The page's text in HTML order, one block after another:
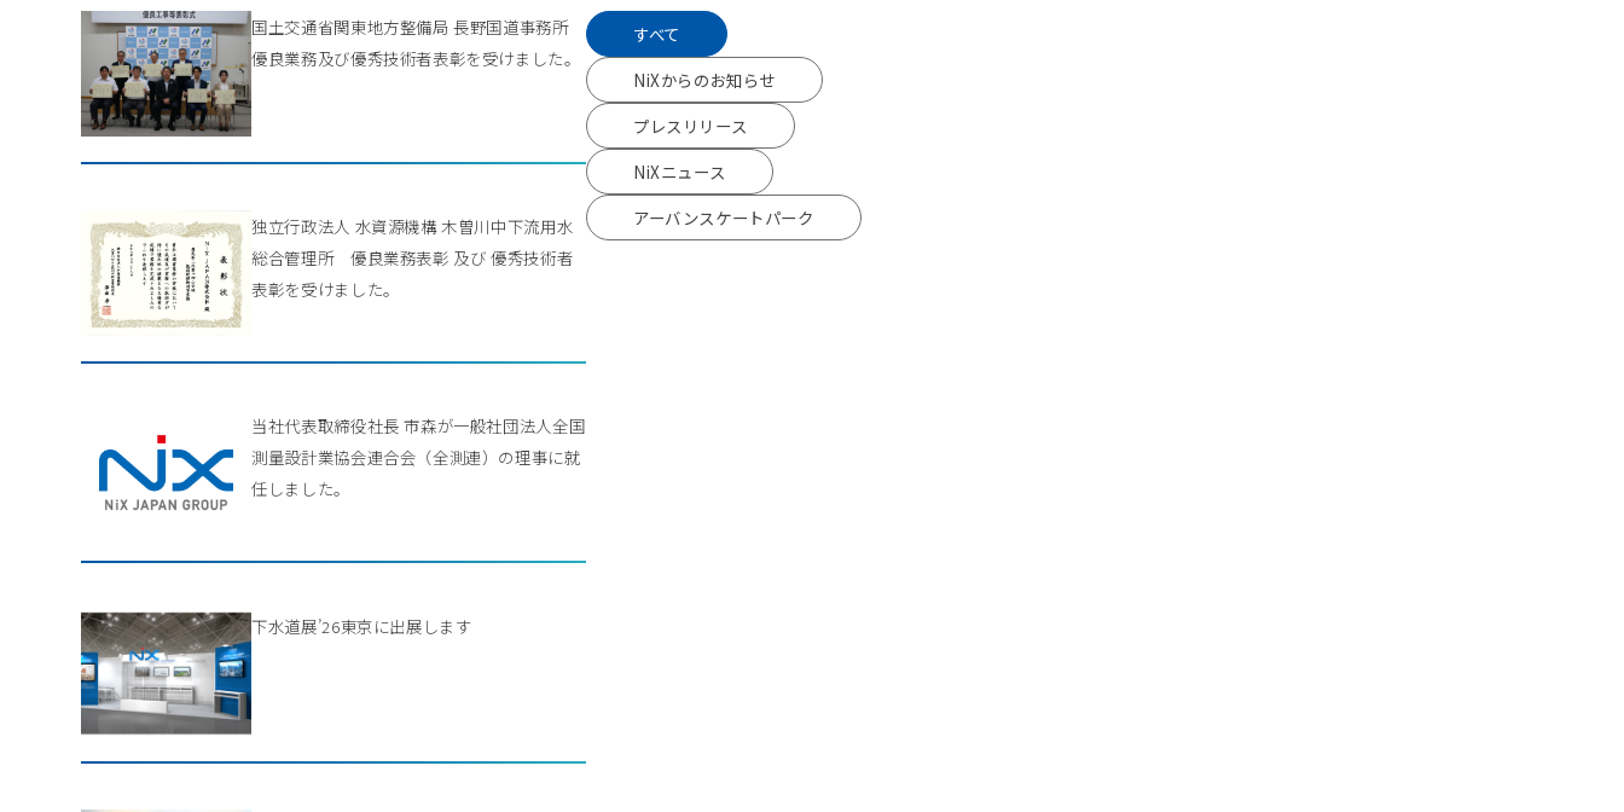
国土交通省関東地方整備局 長野国道事務所
優良業務及び優秀技術者表彰を受けました。
独立行政法人 水資源機構 木曽川中下流用水
総合管理所 優良業務表彰 及び 優秀技術者
表彰を受けました。
当社代表取締役社長 市森が一般社団法人全国
測量設計業協会連合会（全測連）の理事に就
任しました。
下水道展’26東京に出展します
すべて
NiXからのお知らせ
プレスリリース
NiXニュース
アーバンスケートパーク